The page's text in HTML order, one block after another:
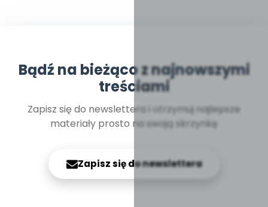
Bądź na bieżąco z najnowszymi
treściami
Zapisz się do newslettera i otrzymuj najlepsze
materiały prosto na swoją skrzynkę
Zapisz się do newslettera